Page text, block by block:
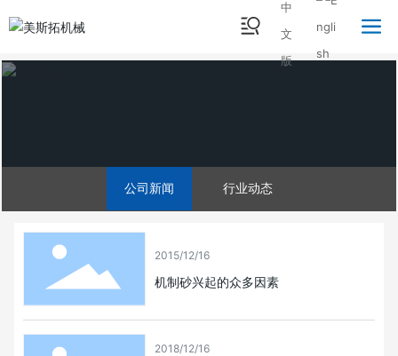
公司新闻 行业动态
2015/12/16
机制砂兴起的众多因素
2018/12/16